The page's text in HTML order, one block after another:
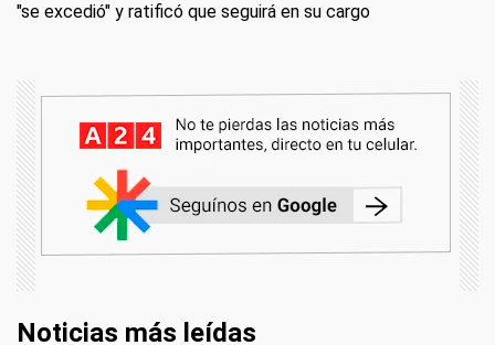
"se excedió" y ratificó que seguirá en su cargo
Noticias más leídas